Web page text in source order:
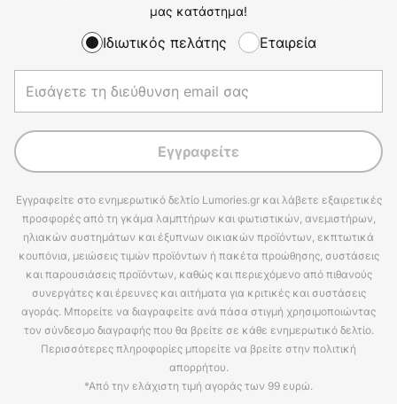
μας κατάστημα!
Ιδιωτικός πελάτης Εταιρεία
Εγγραφείτε
Εγγραφείτε στο ενημερωτικό δελτίο Lumories.gr και λάβετε εξαιρετικές
προσφορές από τη γκάμα λαμπτήρων και φωτιστικών, ανεμιστήρων,
ηλιακών συστημάτων και έξυπνων οικιακών προϊόντων, εκπτωτικά
κουπόνια, μειώσεις τιμών προϊόντων ή πακέτα προώθησης, συστάσεις
και παρουσιάσεις προϊόντων, καθώς και περιεχόμενο από πιθανούς
συνεργάτες και έρευνες και αιτήματα για κριτικές και συστάσεις
αγοράς. Μπορείτε να διαγραφείτε ανά πάσα στιγμή χρησιμοποιώντας
τον σύνδεσμο διαγραφής που θα βρείτε σε κάθε ενημερωτικό δελτίο.
Περισσότερες πληροφορίες μπορείτε να βρείτε στην πολιτική
απορρήτου.
*Από την ελάχιστη τιμή αγοράς των 99 ευρώ.